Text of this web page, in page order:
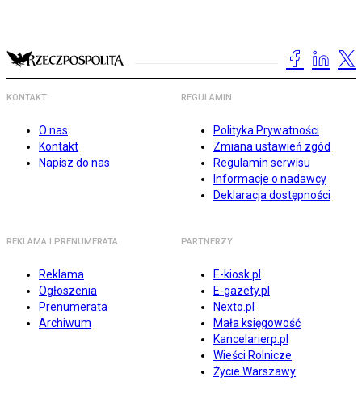
KONTAKT
O nas
Kontakt
Napisz do nas
REGULAMIN
Polityka Prywatności
Zmiana ustawień zgód
Regulamin serwisu
Informacje o nadawcy
Deklaracja dostępności
REKLAMA I PRENUMERATA
Reklama
Ogłoszenia
Prenumerata
Archiwum
PARTNERZY
E-kiosk.pl
E-gazety.pl
Nexto.pl
Mała księgowość
Kancelarierp.pl
Wieści Rolnicze
Życie Warszawy